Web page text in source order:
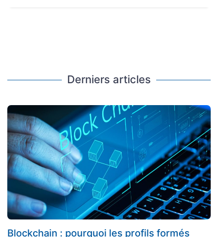
Derniers articles
Blockchain : pourquoi les profils formés